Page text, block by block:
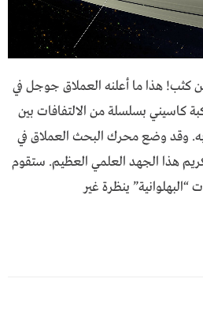
هذا ما أعلنه العملاق جوجل في
كاسيني بسلسلة من الالتفافات بين
وقد وضع محرك البحث العملاق في
هذا الجهد العلمي العظيم. ستقوم
ينظرة غير